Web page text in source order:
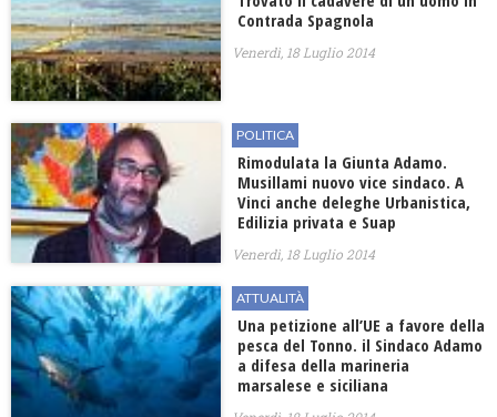
Contrada Spagnola
Venerdì, 18 Luglio 2014
POLITICA
Rimodulata la Giunta Adamo.
Musillami nuovo vice sindaco. A
Vinci anche deleghe Urbanistica,
Edilizia privata e Suap
Venerdì, 18 Luglio 2014
ATTUALITÀ
Una petizione all’UE a favore della
pesca del Tonno. il Sindaco Adamo
a difesa della marineria
marsalese e siciliana